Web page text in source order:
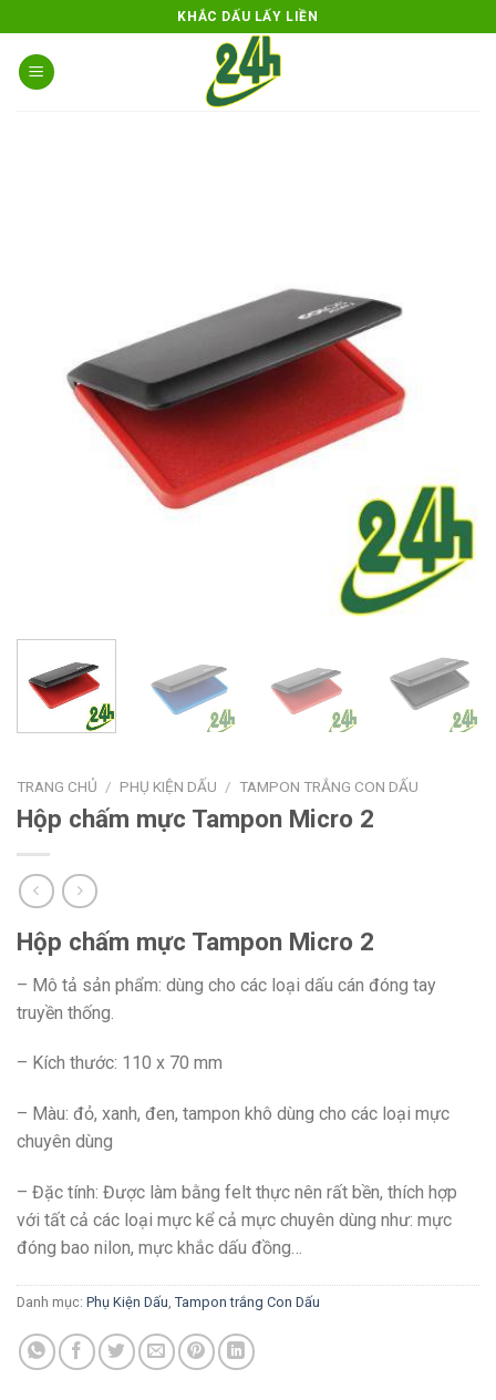
to
content
KHẮC DẤU LẤY LIỀN
TRANG CHỦ / PHỤ KIỆN DẤU / TAMPON TRẮNG CON DẤU
Hộp chấm mực Tampon Micro 2
Hộp chấm mực Tampon Micro 2
– Mô tả sản phẩm: dùng cho các loại dấu cán đóng tay
truyền thống.
– Kích thước: 110 x 70 mm
– Màu: đỏ, xanh, đen, tampon khô dùng cho các loại mực
chuyên dùng
– Đặc tính: Được làm bằng felt thực nên rất bền, thích hợp
với tất cả các loại mực kể cả mực chuyên dùng như: mực
đóng bao nilon, mực khắc dấu đồng…
Danh mục: Phụ Kiện Dấu Tampon trắng Con Dấu